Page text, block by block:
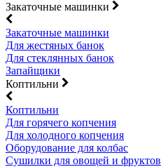
Закаточные машинки
Закаточные машинки
Для жестяных банок
Для стеклянных банок
Запайщики
Коптильни
Коптильни
Для горячего копчения
Для холодного копчения
Оборудование для колбас
Сушилки для овощей и фруктов